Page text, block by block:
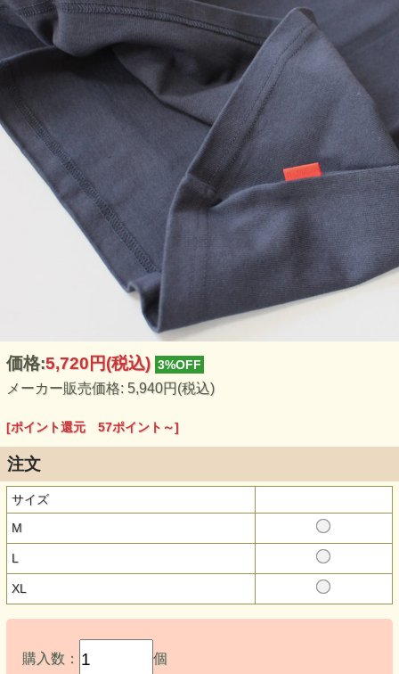
価格:5,720円(税込) 3%OFF
メーカー販売価格: 5,940円(税込)
[ポイント還元 57ポイント～]
注文
サイズ
M
L
XL
購入数： 個